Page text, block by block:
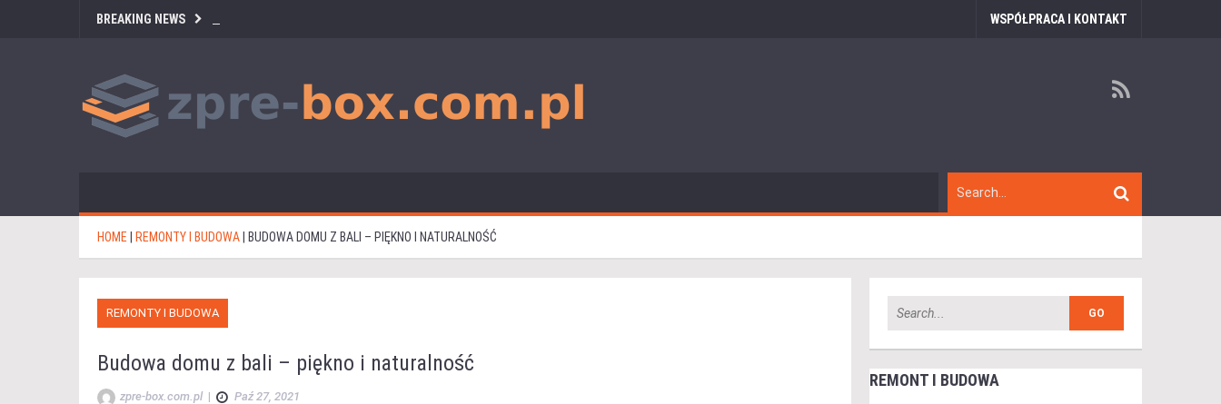
BREAKING NEWS WSPÓŁPRACA I KONTAKT
HOME REMONTY I BUDOWA BUDOWA DOMU Z BALI – PIĘKNO I NATURALNOŚĆ
REMONTY I BUDOWA
Budowa domu z bali – piękno i naturalność
zpre-box.com.pl | Paź 27, 2021
REMONT I BUDOWA